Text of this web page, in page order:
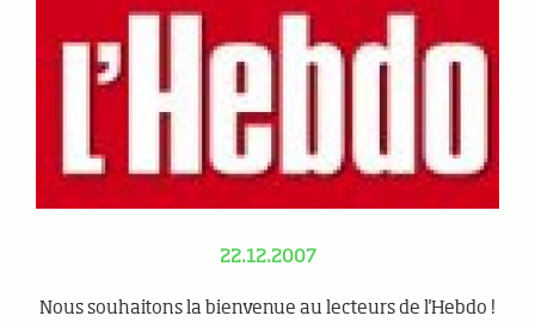
22.12.2007
Nous souhaitons la bienvenue au lecteurs de l'Hebdo !